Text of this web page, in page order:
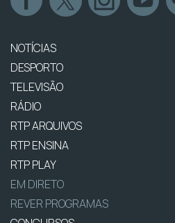
NOTÍCIAS
DESPORTO
TELEVISÃO
RÁDIO
RTP ARQUIVOS
RTP ENSINA
RTP PLAY
EM DIRETO
REVER PROGRAMAS